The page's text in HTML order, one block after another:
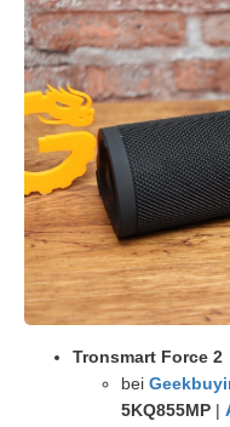
Tronsmart Force 2
bei
5KQ855MP |